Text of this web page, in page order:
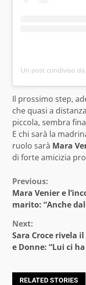
Il prossimo step,
che quasi a
piccola, sembra
E chi sarà la
ruolo sarà Mara
di forte amicizia
Continue
Reading
Previous:
Mara Venier e
marito: “Anche
Next:
Sara Croce rivela
e Donne: “Lui ci
RELATED STORIES